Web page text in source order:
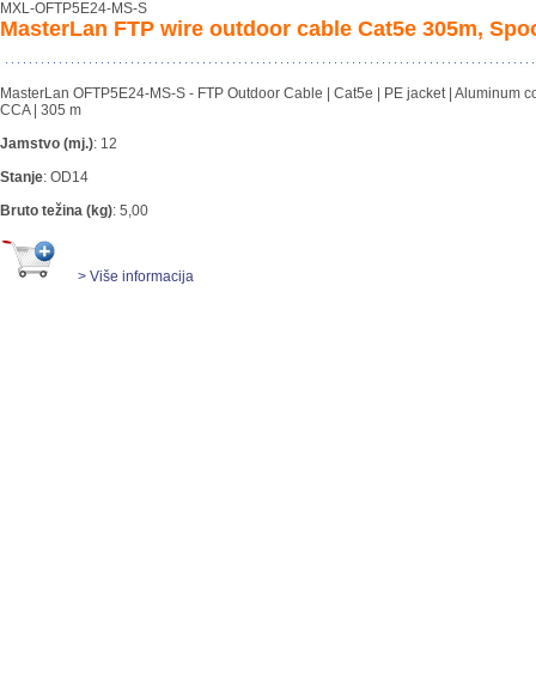
MXL-OFTP5E24-MS-S
MasterLan FTP wire outdoor cable Cat5e 305m,
MasterLan OFTP5E24-MS-S - FTP Outdoor Cable | Cat5e | PE jacket | Aluminum
CCA | 305 m
Jamstvo (mj.): 12
Stanje: OD14
Bruto težina (kg): 5,00
> Više informacija